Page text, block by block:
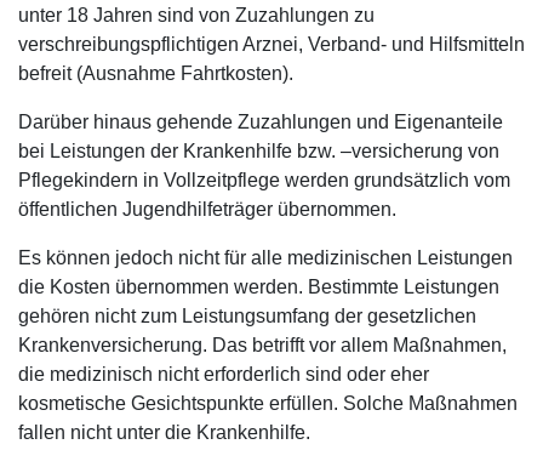
unter 18 Jahren sind von Zuzahlungen zu
verschreibungspflichtigen Arznei, Verband- und Hilfsmitteln
befreit (Ausnahme Fahrtkosten).
Darüber hinaus gehende Zuzahlungen und Eigenanteile
bei Leistungen der Krankenhilfe bzw. –versicherung von
Pflegekindern in Vollzeitpflege werden grundsätzlich vom
öffentlichen Jugendhilfeträger übernommen.
Es können jedoch nicht für alle medizinischen Leistungen
die Kosten übernommen werden. Bestimmte Leistungen
gehören nicht zum Leistungsumfang der gesetzlichen
Krankenversicherung. Das betrifft vor allem Maßnahmen,
die medizinisch nicht erforderlich sind oder eher
kosmetische Gesichtspunkte erfüllen. Solche Maßnahmen
fallen nicht unter die Krankenhilfe.